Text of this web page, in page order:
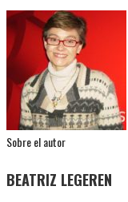
Sobre el autor
BEATRIZ LEGEREN